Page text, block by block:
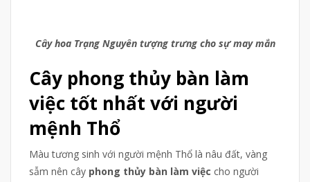
Cây hoa Trạng Nguyên tượng trưng cho sự may mắn
Cây phong thủy bàn làm
việc tốt nhất với người
mệnh Thổ
Màu tương sinh với người mệnh Thổ là nâu đất, vàng
sẫm nên cây phong thủy bàn làm việc cho người